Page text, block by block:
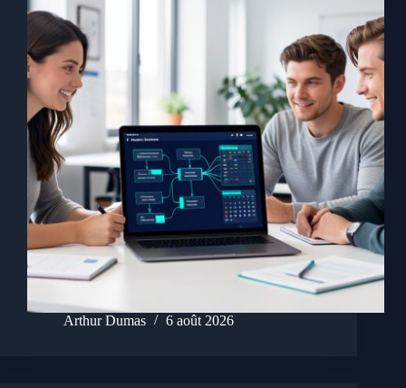
Arthur Dumas 6 août 2026